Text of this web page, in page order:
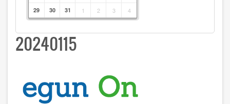
29
30 31 1 2 3 4
20240115